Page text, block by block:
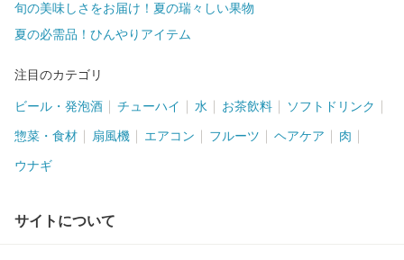
旬の美味しさをお届け！夏の瑞々しい果物
夏の必需品！ひんやりアイテム
注目のカテゴリ
ビール・発泡酒 チューハイ 水 お茶飲料 ソフトドリンク
惣菜・食材 扇風機 エアコン フルーツ ヘアケア 肉
ウナギ
サイトについて